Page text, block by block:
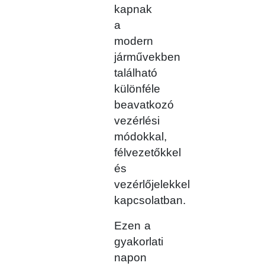
kapnak
a
modern
járművekben
található
különféle
beavatkozó
vezérlési
módokkal,
félvezetőkkel
és
vezérlőjelekkel
kapcsolatban.
Ezen a
gyakorlati
napon